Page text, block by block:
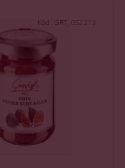
Kód: GRT_GS2213